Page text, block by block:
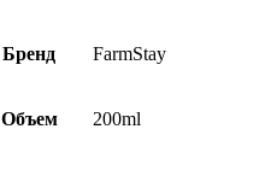
Бренд FarmStay
Объем 200ml